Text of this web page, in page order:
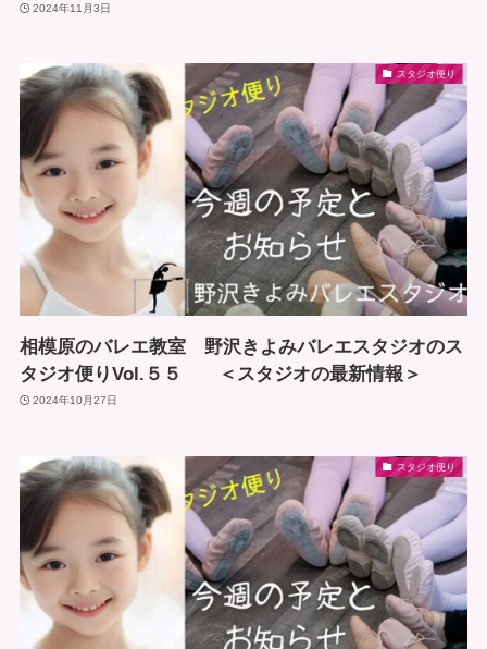
2024年11月3日
スタジオ便り
相模原のバレエ教室 野沢きよみバレエスタジオのス
タジオ便りVol.５５ ＜スタジオの最新情報＞
2024年10月27日
スタジオ便り